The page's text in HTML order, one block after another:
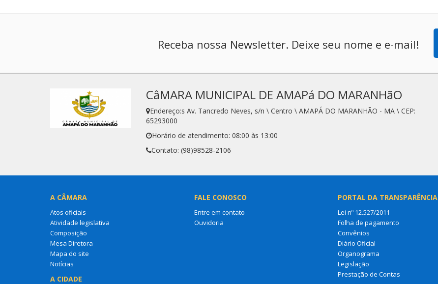
Receba nossa Newsletter. Deixe seu nome e e-mail!
CâMARA MUNICIPAL DE AMAPá DO MARANHãO
Endereço:s Av. Tancredo Neves, s/n \ Centro \ AMAPÁ DO MARANHÃO - MA \ CEP:
65293000
Horário de atendimento: 08:00 às 13:00
Contato: (98)98528-2106
A CÂMARA
Atos oficiais
Atividade legislativa
Composição
Mesa Diretora
Mapa do site
Notícias
A CIDADE
FALE CONOSCO
Entre em contato
Ouvidoria
PORTAL DA TRANSPARÊNCIA
Lei nº 12.527/2011
Folha de pagamento
Convênios
Diário Oficial
Organograma
Legislação
Prestação de Contas